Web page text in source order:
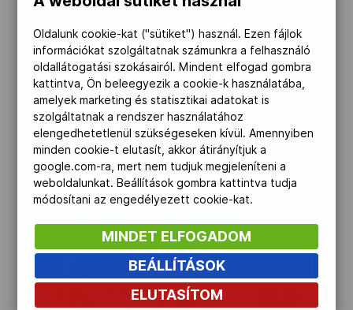
hogy nem a rendező ország jogán vívta ki
a lehetőséget (mint hat évvel ezelőtt).
Oldalunk cookie-kat ("sütiket") használ. Ezen fájlok
információkat szolgáltatnak számunkra a felhasználó
oldallátogatási szokásairól. Mindent elfogad gombra
kattintva, Ön beleegyezik a cookie-k használatába,
amelyek marketing és statisztikai adatokat is
szolgáltatnak a rendszer használatához
elengedhetetlenül szükségeseken kívül. Amennyiben
minden cookie-t elutasít, akkor átirányítjuk a
google.com-ra, mert nem tudjuk megjeleníteni a
weboldalunkat. Beállítások gombra kattintva tudja
módosítani az engedélyezett cookie-kat.
MINDET ELFOGADOM
BEÁLLÍTÁSOK
ELUTASÍTOM